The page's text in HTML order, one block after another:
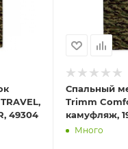
49304
Спальный
Trimm
камуфляж,
Много